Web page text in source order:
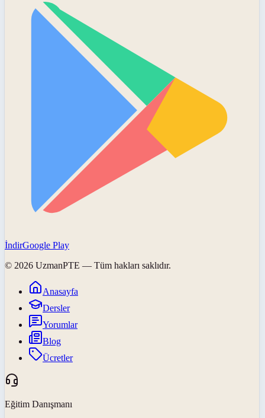
İndirGoogle Play
© 2026 UzmanPTE — Tüm hakları saklıdır.
Anasayfa
Dersler
Yorumlar
Blog
Ücretler
Eğitim Danışmanı